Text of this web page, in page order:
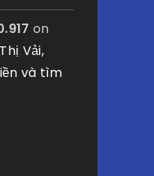
on
Vải,
và tìm